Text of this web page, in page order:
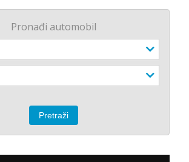
Pronađi automobil